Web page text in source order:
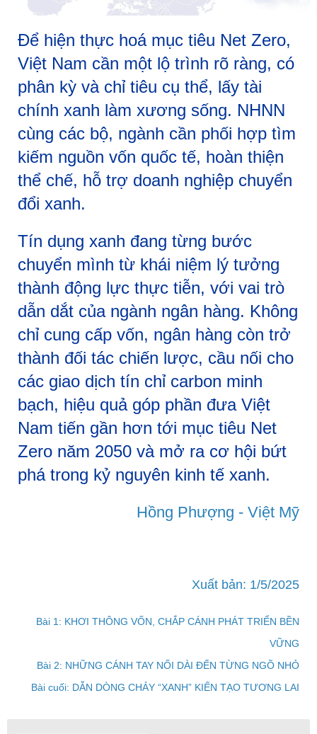
Để hiện thực hoá mục tiêu Net Zero,
Việt Nam cần một lộ trình rõ ràng, có
phân kỳ và chỉ tiêu cụ thể, lấy tài
chính xanh làm xương sống. NHNN
cùng các bộ, ngành cần phối hợp tìm
kiếm nguồn vốn quốc tế, hoàn thiện
thể chế, hỗ trợ doanh nghiệp chuyển
đổi xanh.
Tín dụng xanh đang từng bước
chuyển mình từ khái niệm lý tưởng
thành động lực thực tiễn, với vai trò
dẫn dắt của ngành ngân hàng. Không
chỉ cung cấp vốn, ngân hàng còn trở
thành đối tác chiến lược, cầu nối cho
các giao dịch tín chỉ carbon minh
bạch, hiệu quả góp phần đưa Việt
Nam tiến gần hơn tới mục tiêu Net
Zero năm 2050 và mở ra cơ hội bứt
phá trong kỷ nguyên kinh tế xanh.
Hồng Phượng - Việt Mỹ
Xuất bản: 1/5/2025
Bài 1: KHƠI THÔNG VỐN, CHẮP CÁNH PHÁT TRIỂN BỀN
VỮNG
Bài 2: NHỮNG CÁNH TAY NỐI DÀI ĐẾN TỪNG NGÕ NHỎ
Bài cuối: DẪN DÒNG CHẢY “XANH” KIẾN TẠO TƯƠNG LAI